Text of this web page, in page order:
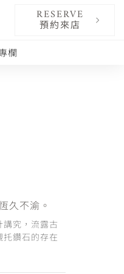
RESERVE
預約來店
欄
久不渝。
究，流露古
鑽石的存在